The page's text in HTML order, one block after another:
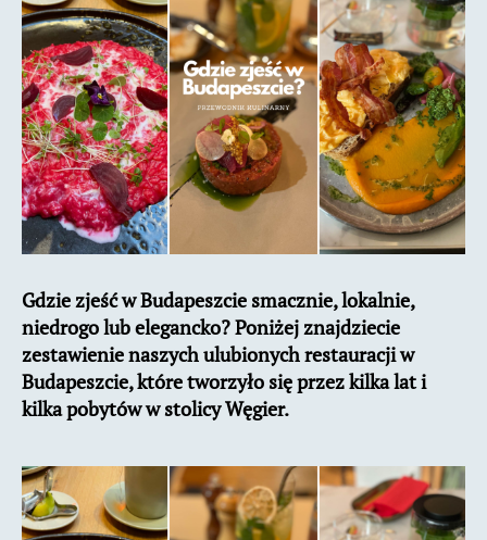
Przewodnik
Gdzie zjeść w Budapeszcie smacznie, lokalnie,
niedrogo lub elegancko? Poniżej znajdziecie
zestawienie naszych ulubionych restauracji w
Budapeszcie, które tworzyło się przez kilka lat i
kilka pobytów w stolicy Węgier.